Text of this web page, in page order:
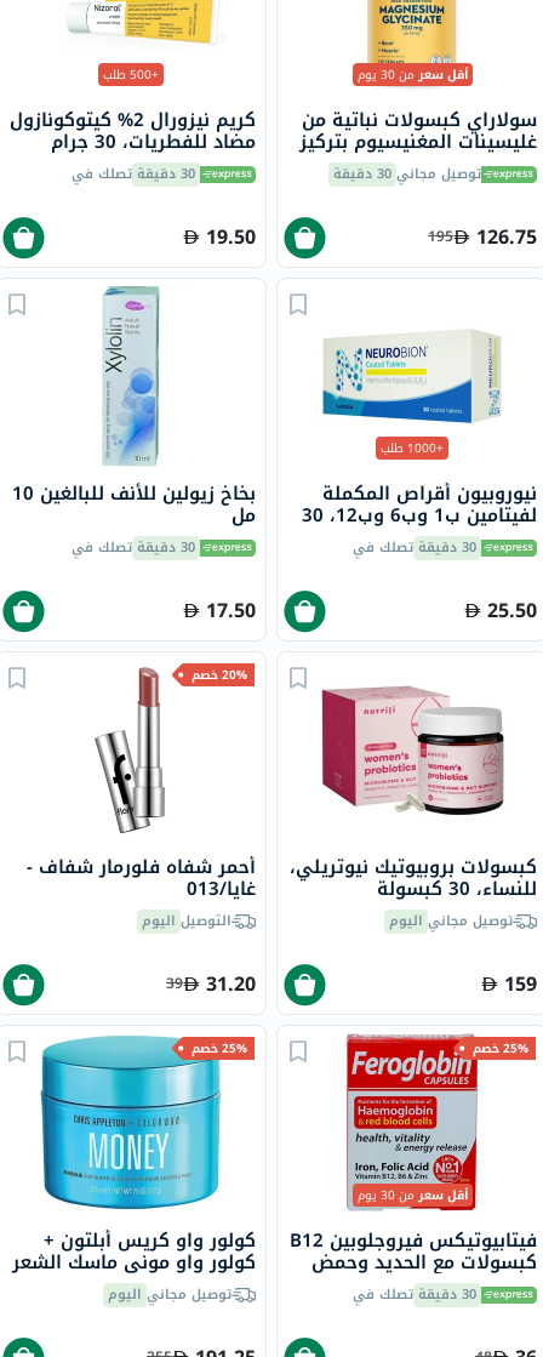
أقل سعرمن 30 يوم
سولاراي كبسولات نباتية من
غليسينات المغنيسيوم بتركيز
350 ملجم لصحة العظام
والعضلات حزمة من 120
توصيل مجاني30 دقيقة
126.75
195
+500 طلب
كريم نيزورال 2% كيتوكونازول
مضاد للفطريات، 30 جرام
30 دقيقة تصلك في
19.50
+1000 طلب
نيوروبيون أقراص المكملة
لفيتامين ب1 وب6 وب12، 30
قرص 30 دقيقة تصلك في
25.50
بخاخ زيولين للأنف للبالغين 10
مل
30 دقيقة تصلك في
17.50
كبسولات بروبيوتيك نيوتريلي،
للنساء، 30 كبسولة
توصيل مجاني اليوم
159
20% خصم
أحمر شفاه فلورمار شفاف -
غايا/013
التوصيل اليوم
31.20
39
25% خصم
أقل سعرمن 30 يوم
فيتابيوتيكس فيروجلوبين B12
كبسولات مع الحديد وحمض
الفوليك وفيتامين B12
لمحاربة التعب، 30 كبسولة
30 دقيقة تصلك في
25% خصم
كولور واو كريس أبلتون +
كولور واو موني ماسك الشعر
لشعر فائق اللمعان 215 مل
توصيل مجاني اليوم